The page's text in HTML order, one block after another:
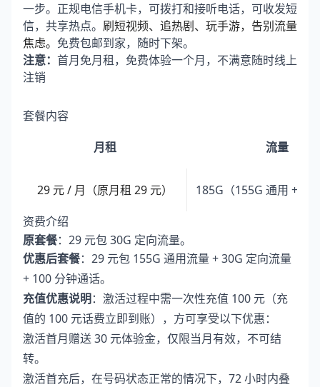
一步。正规电信手机卡，可拨打和接听电话，可收发短
信，共享热点。 刷短视频、追热剧、玩手游，告别流量
焦虑。 免费包邮到家，随时下架。
注意： 首月免月租，免费体验一个月，不满意随时线上
注销
套餐内容
月租
流量
29 元 / 月（原月租 29 元）
185G（155G 通用 +
资费介绍
原套餐：29 元包 30G 定向流量。
优惠后套餐：29 元包 155G 通用流量 + 30G 定向流量
+ 100 分钟通话。
充值优惠说明：激活过程中需一次性充值 100 元（充
值的 100 元话费立即到账），方可享受以下优惠：
激活首月赠送 30 元体验金，仅限当月有效，不可结
转。
激活首充后，在号码状态正常的情况下，72 小时内叠